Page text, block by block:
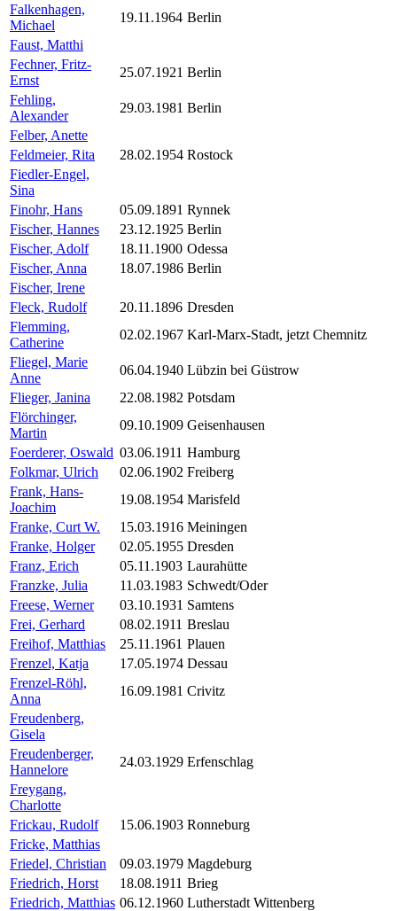
Falkenhagen,
Michael
19.11.1964 Berlin
Faust, Matthi
Fechner, Fritz-
Ernst
25.07.1921 Berlin
Fehling,
Alexander
29.03.1981 Berlin
Felber, Anette
Feldmeier, Rita
28.02.1954 Rostock
Fiedler-Engel,
Sina
Finohr, Hans
05.09.1891 Rynnek
Fischer, Hannes
23.12.1925 Berlin
Fischer, Adolf
18.11.1900 Odessa
Fischer, Anna
18.07.1986 Berlin
Fischer, Irene
Fleck, Rudolf
20.11.1896 Dresden
Flemming,
Catherine
02.02.1967 Karl-Marx-Stadt, jetzt Chemnitz
Fliegel, Marie
Anne
06.04.1940 Lübzin bei Güstrow
Flieger, Janina
22.08.1982 Potsdam
Flörchinger,
Martin
09.10.1909 Geisenhausen
Foerderer, Oswald 03.06.1911 Hamburg
Folkmar, Ulrich
02.06.1902 Freiberg
Frank, Hans-
Joachim
19.08.1954 Marisfeld
Franke, Curt W.
15.03.1916 Meiningen
Franke, Holger
02.05.1955 Dresden
Franz, Erich
05.11.1903 Laurahütte
Franzke, Julia
11.03.1983 Schwedt/Oder
Freese, Werner
03.10.1931 Samtens
Frei, Gerhard
08.02.1911 Breslau
Freihof, Matthias
25.11.1961 Plauen
Frenzel, Katja
17.05.1974 Dessau
Frenzel-Röhl,
Anna
16.09.1981 Crivitz
Freudenberg,
Gisela
Freudenberger,
Hannelore
24.03.1929 Erfenschlag
Freygang,
Charlotte
Frickau, Rudolf
15.06.1903 Ronneburg
Fricke, Matthias
Friedel, Christian
09.03.1979 Magdeburg
Friedrich, Horst
18.08.1911 Brieg
Friedrich, Matthias 06.12.1960 Lutherstadt Wittenberg